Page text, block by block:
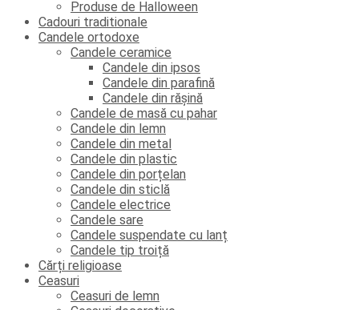
Produse de Halloween
Cadouri traditionale
Candele ortodoxe
Candele ceramice
Candele din ipsos
Candele din parafină
Candele din rășină
Candele de masă cu pahar
Candele din lemn
Candele din metal
Candele din plastic
Candele din porțelan
Candele din sticlă
Candele electrice
Candele sare
Candele suspendate cu lanț
Candele tip troiță
Cărți religioase
Ceasuri
Ceasuri de lemn